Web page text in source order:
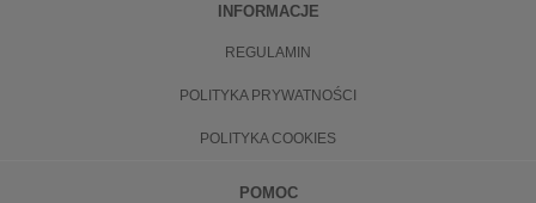
INFORMACJE
REGULAMIN
POLITYKA PRYWATNOŚCI
POLITYKA COOKIES
POMOC